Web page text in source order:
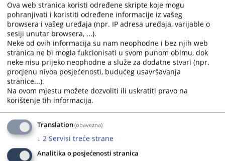
Darija Nalić - Viši referent za unos podataka - Upisničar
Irna Khiat - Viši referent za upravljanje predmetima– Upisničar
Ajla Jusić - Viši referent za unos podataka - Upisničar
Belma Fazlić - Viši referent za unos podataka - Upisničar
Amira Muminović - Viši referent za unos podataka - Upisničar
Hasiba Kubat - Glavni daktilograf - Šef odsjeka za poslove prepisa i
diktata
Manda Krišto - Viši referent – Daktilograf
Amira Šojko - Viši referent - Daktilograf
Ira Hrgić - Viši referent - Daktilograf
Mediha Delić - Viši referent – Daktilograf
Nermina Šabanović - Viši referent – Daktilograf
Alma Osmanović - Viši referent – Daktilograf
Ova web stranica koristi određene skripte koje mogu
pohranjivati i koristiti određene informacije iz vašeg
browsera i vašeg uređaja (npr. IP adresa uređaja, varijable o
sesiji unutar browsera, ...).
Neke od ovih informacija su nam neophodne i bez njih web
stranica ne bi mogla fukcionisati u svom punom obimu, dok
neke nisu prijeko neophodne a služe za dodatne stvari (npr.
procjenu nivoa posjećenosti, budućeg usavršavanja
stranice...).
Na ovom mjestu možete dozvoliti ili uskratiti pravo na
korištenje tih informacija.
Translation(obavezna)
↓ 2 Servisi treće strane
Analitika o posjećenosti stranica